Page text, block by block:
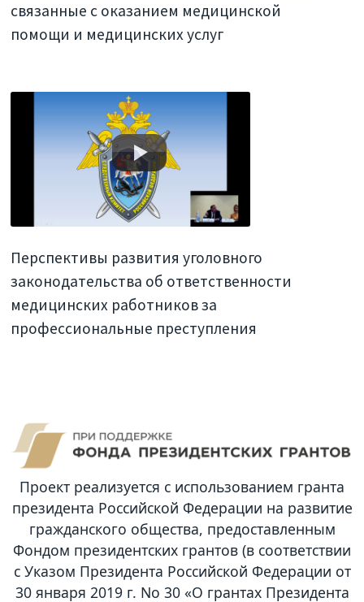
связанные с оказанием медицинской
помощи и медицинских услуг
Перспективы развития уголовного
законодательства об ответственности
медицинских работников за
профессиональные преступления
Проект реализуется с использованием гранта
президента Российской Федерации на развитие
гражданского общества, предоставленным
Фондом президентских грантов (в соответствии
с Указом Президента Российской Федерации от
30 января 2019 г. No 30 «О грантах Президента